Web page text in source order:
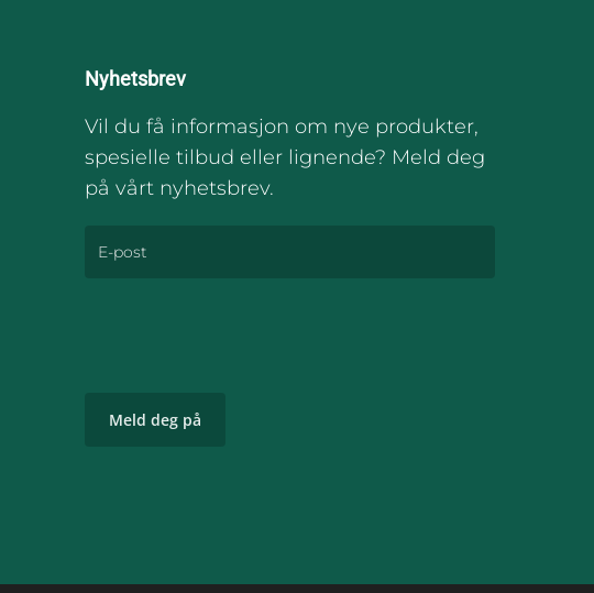
Nyhetsbrev
Vil du få informasjon om nye produkter,
spesielle tilbud eller lignende? Meld deg
på vårt nyhetsbrev.